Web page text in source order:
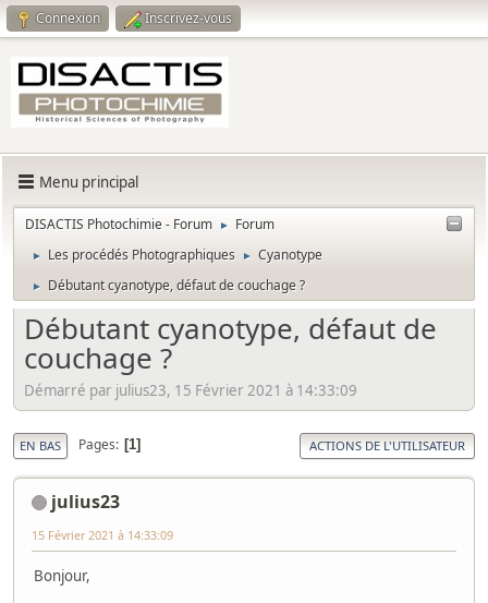
Connexion Inscrivez-vous
Menu principal
DISACTIS Photochimie - Forum ► Forum
► Les procédés Photographiques ► Cyanotype
► Débutant cyanotype, défaut de couchage ?
Débutant cyanotype, défaut de
couchage ?
Démarré par julius23, 15 Février 2021 à 14:33:09
EN BAS Pages 1 ACTIONS DE L'UTILISATEUR
julius23
15 Février 2021 à 14:33:09
Bonjour,